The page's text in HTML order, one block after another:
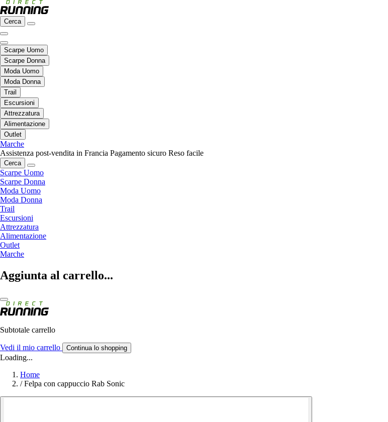
Cerca
Scarpe Uomo
Scarpe Donna
Moda Uomo
Moda Donna
Trail
Escursioni
Attrezzatura
Alimentazione
Outlet
Marche
Assistenza post-vendita in Francia Pagamento sicuro Reso facile
Cerca
Scarpe Uomo
Scarpe Donna
Moda Uomo
Moda Donna
Trail
Escursioni
Attrezzatura
Alimentazione
Outlet
Marche
Aggiunta al carrello...
Subtotale carrello
Vedi il mio carrello Continua lo shopping
Loading...
Home
/ Felpa con cappuccio Rab Sonic